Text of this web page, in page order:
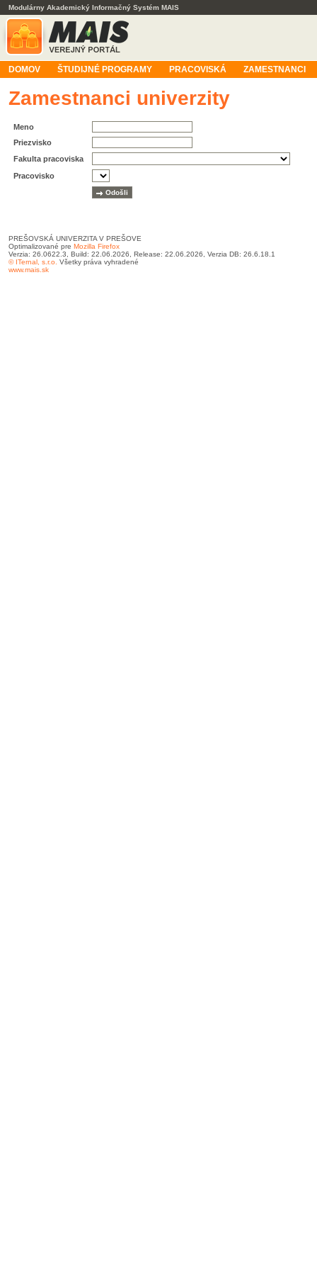
Modulárny Akademický Informačný Systém MAIS
DOMOV ŠTUDIJNÉ PROGRAMY PRACOVISKÁ ZAMESTNANCI
Zamestnanci univerzity
Meno
Priezvisko
Fakulta pracoviska
Pracovisko
PREŠOVSKÁ UNIVERZITA V PREŠOVE
Optimalizované pre Mozilla Firefox
Verzia: 26.0622.3, Build: 22.06.2026, Release: 22.06.2026, Verzia DB: 26.6.18.1
© ITernal, s.r.o. Všetky práva vyhradené
www.mais.sk